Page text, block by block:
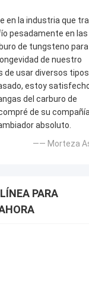
en la industria que
pesadamente en las
de tungsteno
de nuestro
de usar diversos
estoy
del carburo de
de su
absoluto.
—— Morteza
PARA